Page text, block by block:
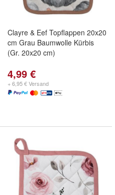
Clayre & Eef Topflappen 20x20
cm Grau Baumwolle Kürbis
(Gr. 20x20 cm)
4,99 €
+ 6,95 € Versand